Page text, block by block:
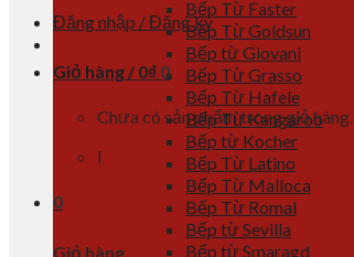
Đăng nhập / Đăng ký
Giỏ hàng / 0₫ 0
Chưa có sản phẩm trong giỏ hàng.
l
0
Giỏ hàng
Bếp Từ Faster
Bếp Từ Goldsun
Bếp từ Giovani
Bếp Từ Grasso
Bếp Từ Hafele
Bếp Từ Kangaroo
Bếp từ Kocher
Bếp Từ Latino
Bếp Từ Malloca
Bếp Từ Romal
Bếp từ Sevilla
Bếp từ Smaragd